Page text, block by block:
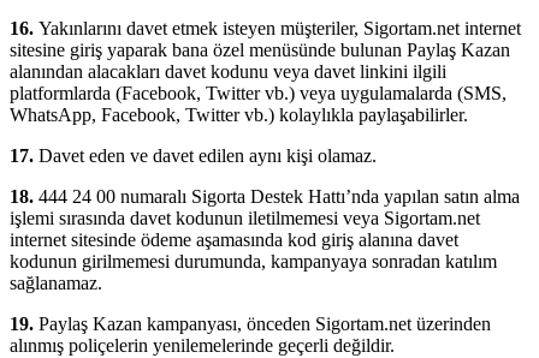
16. Yakınlarını davet etmek isteyen müşteriler, Sigortam.net internet
sitesine giriş yaparak bana özel menüsünde bulunan Paylaş Kazan
alanından alacakları davet kodunu veya davet linkini ilgili
platformlarda (Facebook, Twitter vb.) veya uygulamalarda (SMS,
WhatsApp, Facebook, Twitter vb.) kolaylıkla paylaşabilirler.
17. Davet eden ve davet edilen aynı kişi olamaz.
18. 444 24 00 numaralı Sigorta Destek Hattı’nda yapılan satın alma
işlemi sırasında davet kodunun iletilmemesi veya Sigortam.net
internet sitesinde ödeme aşamasında kod giriş alanına davet
kodunun girilmemesi durumunda, kampanyaya sonradan katılım
sağlanamaz.
19. Paylaş Kazan kampanyası, önceden Sigortam.net üzerinden
alınmış poliçelerin yenilemelerinde geçerli değildir.